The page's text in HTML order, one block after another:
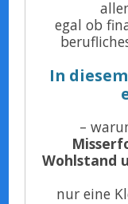
egal ob
In
–
Wohlstand
nur eine